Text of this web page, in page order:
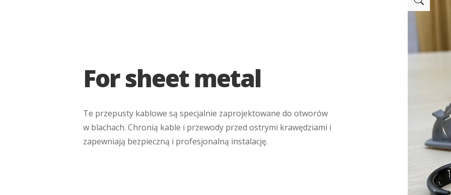
For sheet metal
Te przepusty kablowe są specjalnie zaprojektowane do otworów
w blachach. Chronią kable i przewody przed ostrymi krawędziami i
zapewniają bezpieczną i profesjonalną instalację.